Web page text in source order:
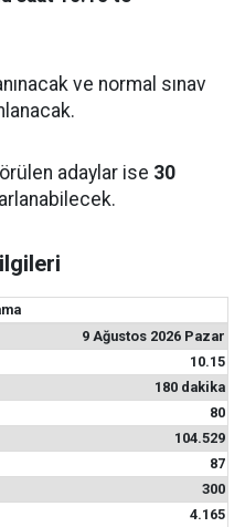
ve normal sınav
adaylar ise 30
9 Ağustos 2026 Pazar
10.15
180 dakika
80
104.529
87
300
4.165